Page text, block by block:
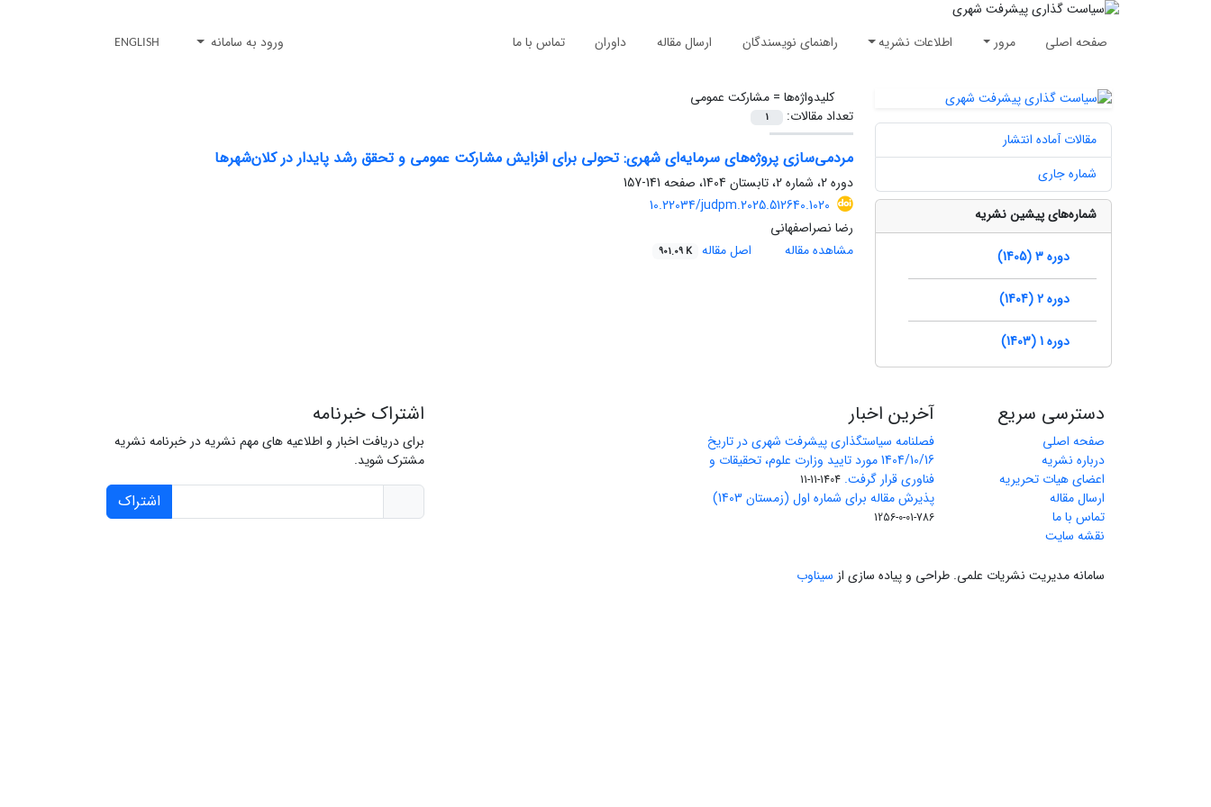
صفحه اصلی مرور اطلاعات نشریه راهنمای نویسندگان ارسال مقاله داوران تماس با ما ورود به سامانه ENGLISH
کلیدواژه‌ها =مشارکت عمومی
تعداد مقالات:
1
مردمی‌سازی پروژه‌های سرمایه‌ای شهری: تحولی برای افزایش مشارکت عمومی و تحقق رشد پایدار در کلان‌شهرها
دوره 2، شماره 2، تابستان 1404، صفحه
141-157
10.22034/judpm.2025.512640.1020
رضا نصراصفهانی
مشاهده مقاله
اصل مقاله 901.09 K
مقالات آماده انتشار
شماره جاری
شماره‌های پیشین نشریه
دوره 3 (1405)
دوره 2 (1404)
دوره 1 (1403)
دسترسی سریع
صفحه اصلی
درباره نشریه
اعضای هیات تحریریه
ارسال مقاله
تماس با ما
نقشه سایت
آخرین اخبار
فصلنامه سیاستگذاری پیشرفت شهری در تاریخ
1404/10/16 مورد تایید وزارت علوم، تحقیقات و
فناوری قرار گرفت. 1404-11-11
پذیرش مقاله برای شماره اول (زمستان 1403)
786-01-0-1256
اشتراک خبرنامه
برای دریافت اخبار و اطلاعیه های مهم نشریه در خبرنامه نشریه
مشترک شوید.
اشتراک
سامانه مدیریت نشریات علمی. طراحی و پیاده سازی از سیناوب